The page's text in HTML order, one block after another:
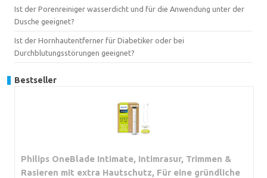
Ist der Porenreiniger wasserdicht und für die Anwendung unter der
Dusche geeignet?
Ist der Hornhautentferner für Diabetiker oder bei
Durchblutungsstörungen geeignet?
Bestseller
Philips OneBlade Intimate, Intimrasur, Trimmen &
Rasieren mit extra Hautschutz, Für eine gründliche